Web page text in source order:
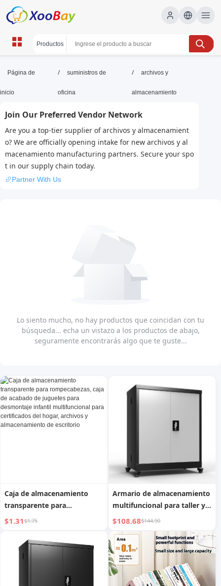
archivos y almacenamiento |
XOOBAY B2B/B2C Marketplace
seguridad, wholesale archivos y almacenamiento,
XOOBAY
Guía práctica para organizar y proteger datos, con acceso
rápido.
Página de
inicio
/ suministros de
oficina
/ archivos y
almacenamiento
Join Our Preferred Vendor Network
Are you a top-tier supplier of archivos y almacenamient
o? We are officially opening intake for new archivos y al
macenamiento manufacturing partners. Secure your spo
t in our supply chain today.
Partner With Us
Lo siento mucho, no hay productos que coincidan con tu
búsqueda... echa un vistazo a los productos de abajo,
seguramente encontrarás algo que te guste...
Caja de almacenamiento
transparente para
rompecabezas, caja de
desmontaje infantil
multifuncional para
archivos y almacenamiento
$1.31$1.75
Armario de almacenamiento
multifuncional para taller y
garaje, herramienta plegable
con cerradura para archivos,
armario con ruedas
metálico, fácil de montar
$108.68$144.90